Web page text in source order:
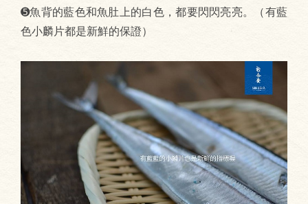
➎魚背的藍色和魚肚上的白色，都要閃閃亮亮。（有藍
色小麟片都是新鮮的保證）